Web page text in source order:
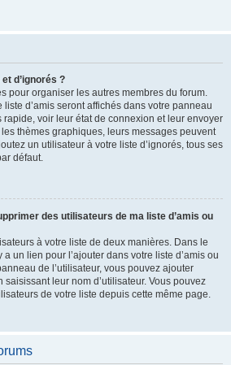
d’ignorés ?
pour organiser les autres membres du forum.
d’amis seront affichés dans votre panneau
rapide, voir leur état de connexion et leur envoyer
thèmes graphiques, leurs messages peuvent
un utilisateur à votre liste d’ignorés, tous ses
défaut.
des utilisateurs de ma liste d’amis ou
à votre liste de deux manières. Dans le
un lien pour l’ajouter dans votre liste d’amis ou
de l’utilisateur, vous pouvez ajouter
leur nom d’utilisateur. Vous pouvez
de votre liste depuis cette même page.